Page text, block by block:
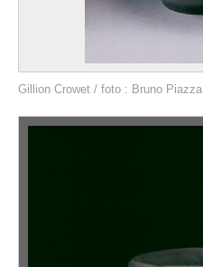
Gillion Crowet / foto : Bruno Piazza